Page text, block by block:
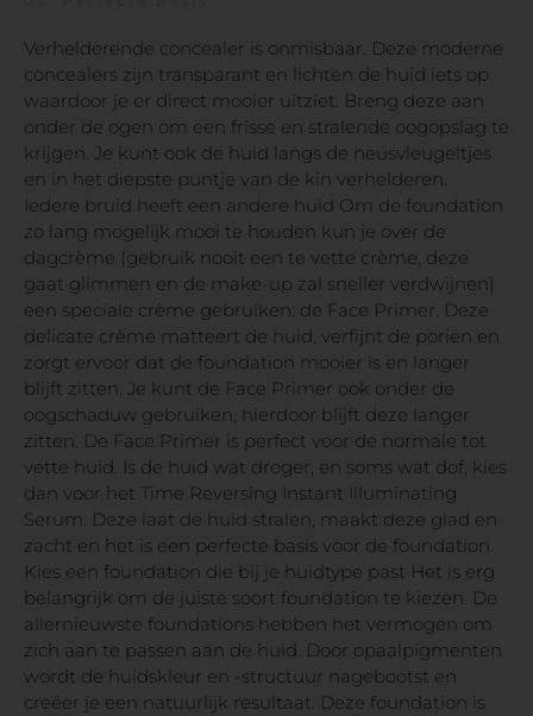
Verhelderende concealer is onmisbaar. Deze moderne
concealers zijn transparant en lichten de huid iets op
waardoor je er direct mooier uitziet. Breng deze aan
onder de ogen om een frisse en stralende oogopslag te
krijgen. Je kunt ook de huid langs de neusvleugeltjes
en in het diepste puntje van de kin verhelderen.
Iedere bruid heeft een andere huid Om de foundation
zo lang mogelijk mooi te houden kun je over de
dagcrème (gebruik nooit een te vette crème, deze
gaat glimmen en de make-up zal sneller verdwijnen)
een speciale crème gebruiken: de Face Primer. Deze
delicate crème matteert de huid, verfijnt de poriën en
zorgt ervoor dat de foundation mooier is en langer
blijft zitten. Je kunt de Face Primer ook onder de
oogschaduw gebruiken, hierdoor blijft deze langer
zitten. De Face Primer is perfect voor de normale tot
vette huid. Is de huid wat droger, en soms wat dof, kies
dan voor het Time Reversing Instant Illuminating
Serum. Deze laat de huid stralen, maakt deze glad en
zacht en het is een perfecte basis voor de foundation.
Kies een foundation die bij je huidtype past Het is erg
belangrijk om de juiste soort foundation te kiezen. De
allernieuwste foundations hebben het vermogen om
zich aan te passen aan de huid. Door opaalpigmenten
wordt de huidskleur en -structuur nagebootst en
creëer je een natuurlijk resultaat. Deze foundation is